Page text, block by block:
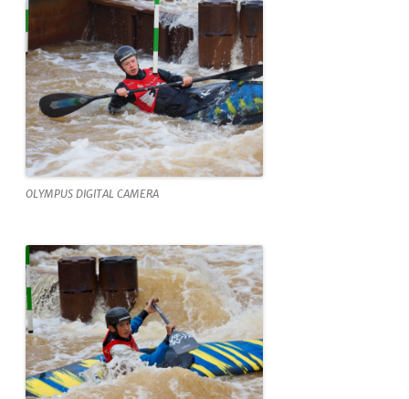
OLYMPUS DIGITAL CAMERA